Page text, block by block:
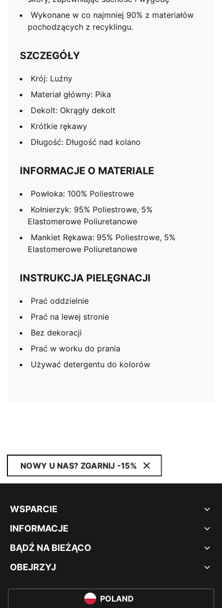
Wykonane w co najmniej 90% z materiałów
pochodzących z recyklingu.
SZCZEGÓŁY
Krój: Luźny
Materiał główny: Pika
Dekolt: Okrągły dekolt
Krótkie rękawy
Długość: Długość nad kolano
INFORMACJE O MATERIALE
Powłoka: 100% Poliestrowe
Kołnierzyk: 95% Poliestrowe, 5%
Elastomerowe Poliuretanowe
Mankiet Rękawa: 95% Poliestrowe, 5%
Elastomerowe Poliuretanowe
INSTRUKCJA PIELĘGNACJI
Prać oddzielnie
Prać na lewej stronie
Bez dekoracji
Prać w worku do prania
Używać detergentu do kolorów
NOWY U NAS? ZGARNIJ -15%
WSPARCIE
INFORMACJE
BĄDŹ NA BIEŻĄCO
OBEJRZYJ
POLAND